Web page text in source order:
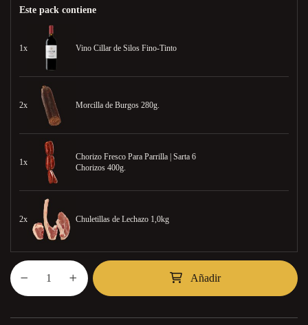
Este pack contiene
1x Vino Cillar de Silos Fino-Tinto
2x Morcilla de Burgos 280g.
1x
Chorizo Fresco Para Parrilla | Sarta 6
Chorizos 400g.
2x Chuletillas de Lechazo 1,0kg
Añadir